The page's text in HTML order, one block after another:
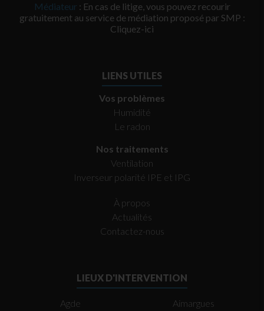
Médiateur : En cas de litige, vous pouvez recourir
gratuitement au service de médiation proposé par SMP :
Cliquez-ici
LIENS UTILES
Vos problèmes
Humidité
Le radon
Nos traitements
Ventilation
Inverseur polarité IPE et IPG
À propos
Actualités
Contactez-nous
LIEUX D'INTERVENTION
Agde
Aimargues